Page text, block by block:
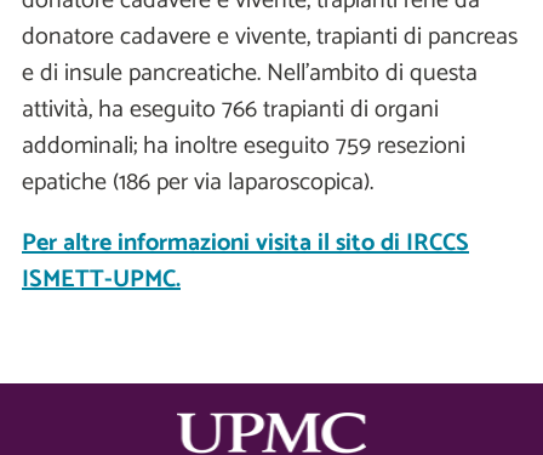
donatore cadavere e vivente, trapianti di pancreas
e di insule pancreatiche. Nell’ambito di questa
attività, ha eseguito 766 trapianti di organi
addominali; ha inoltre eseguito 759 resezioni
epatiche (186 per via laparoscopica).
Per altre informazioni visita il sito di IRCCS
ISMETT-UPMC.